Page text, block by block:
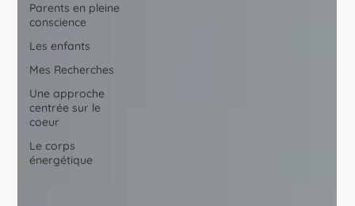
Parents en pleine
conscience
Les enfants
Mes Recherches
Une approche
centrée sur le
coeur
Le corps
énergétique